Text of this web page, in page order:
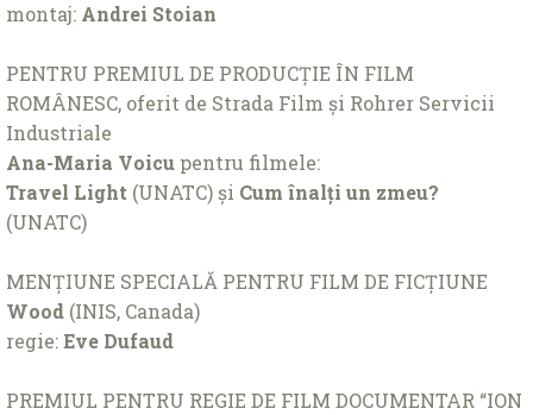
montaj: Andrei Stoian
PENTRU PREMIUL DE PRODUCȚIE ÎN FILM
ROMÂNESC, oferit de Strada Film și Rohrer Servicii
Industriale
Ana-Maria Voicu pentru filmele:
Travel Light (UNATC)și Cum înalți un zmeu?
(UNATC)
MENȚIUNE SPECIALĂ PENTRU FILM DE FICȚIUNE
Wood (INIS, Canada)
regie:Eve Dufaud
PREMIUL PENTRU REGIE DE FILM DOCUMENTAR “ION